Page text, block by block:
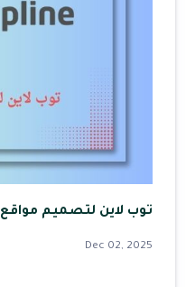
توب لاين لتصميم مواقع
Dec 02, 2025